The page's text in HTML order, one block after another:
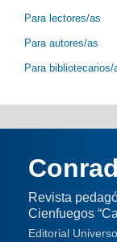
Para lectores/as
Para autores/as
Para bibliotecarios/
Revista
Cienfuegos
Editorial